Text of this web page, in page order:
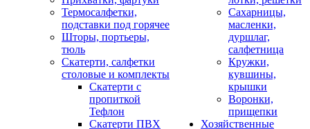
Термосалфетки,
подставки под горячее
Шторы, портьеры,
тюль
Скатерти, салфетки
столовые и комплекты
Скатерти с
пропиткой
Тефлон
Скатерти ПВХ
Сахарницы,
масленки,
дуршлаг,
салфетница
Кружки,
кувшины,
крышки
Воронки,
прищепки
Хозяйственные